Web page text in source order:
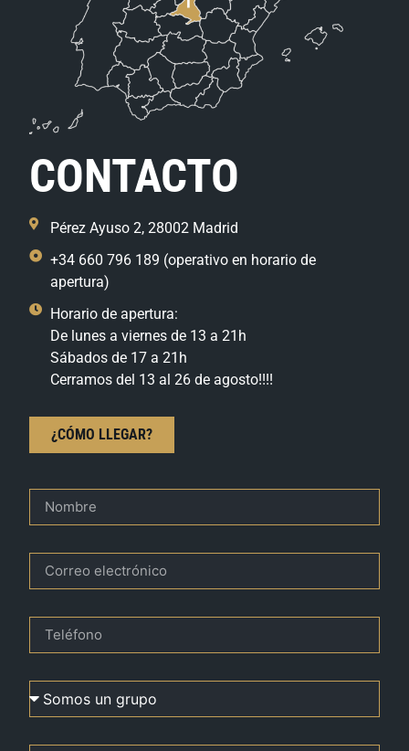
CONTACTO
Pérez Ayuso 2, 28002 Madrid
+34 660 796 189 (operativo en horario de
apertura)
Horario de apertura:
De lunes a viernes de 13 a 21h
Sábados de 17 a 21h
Cerramos del 13 al 26 de agosto!!!!
¿CÓMO LLEGAR?